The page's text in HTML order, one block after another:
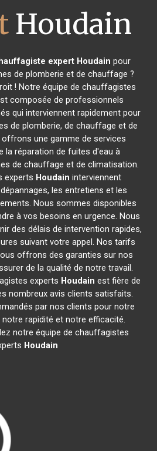
Houdain
expert Houdain pour
de plomberie et de chauffage ?
! Notre équipe de chauffagistes
composée de professionnels
qui interviennent rapidement pour
de plomberie, de chauffage et de
une gamme de services
la réparation de fuites d'eau à
de chauffage et de climatisation.
experts Houdain interviennent
les entretiens et les
Nous sommes disponibles
à vos besoins en urgence. Nous
des délais de intervention rapides,
suivant votre appel. Nos tarifs
offrons des garanties sur nos
de la qualité de notre travail.
experts Houdain est fière de
nombreux avis clients satisfaits.
par nos clients pour notre
rapidité et notre efficacité.
notre équipe de chauffagistes
Houdain